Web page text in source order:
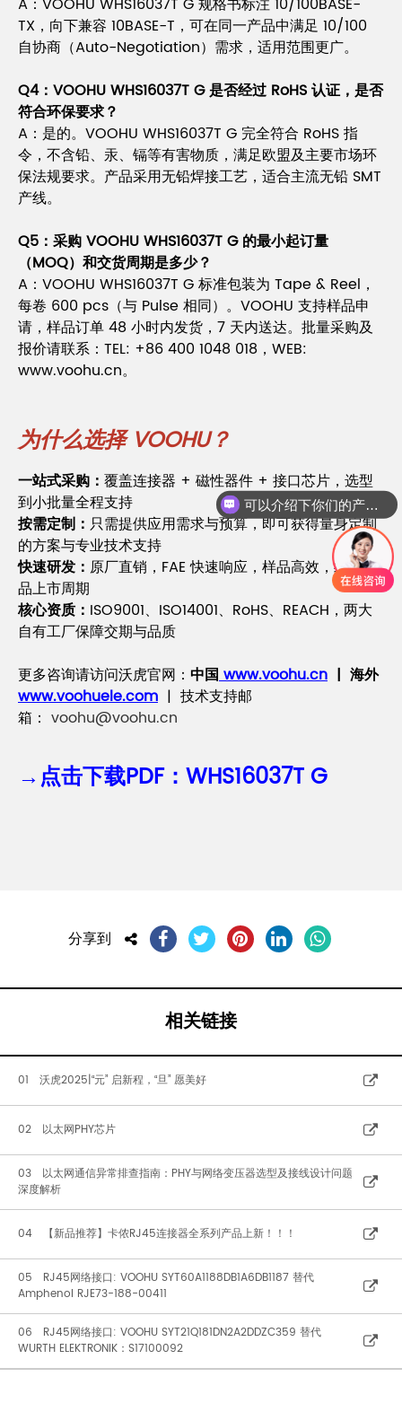
TX，向下兼容 10BASE-T，可在同一产品中满足 10/100
自协商（Auto-Negotiation）需求，适用范围更广。
Q4：VOOHU WHS16037T G 是否经过 RoHS 认证，是否
符合环保要求？
A：是的。VOOHU WHS16037T G 完全符合 RoHS 指
令，不含铅、汞、镉等有害物质，满足欧盟及主要市场环
保法规要求。产品采用无铅焊接工艺，适合主流无铅 SMT
产线。
Q5：采购 VOOHU WHS16037T G 的最小起订量
（MOQ）和交货周期是多少？
A：VOOHU WHS16037T G 标准包装为 Tape & Reel，
每卷 600 pcs（与 Pulse 相同）。VOOHU 支持样品申
请，样品订单 48 小时内发货，7 天内送达。批量采购及
报价请联系：TEL: +86 400 1048 018，WEB:
www.voohu.cn。
为什么选择 VOOHU？
一站式采购： 覆盖连接器 + 磁性器件 + 接口芯片，选型
到小批量全程支持
按需定制： 只需提供应用需求与预算，即可获得量身定制
的方案与专业技术支持
快速研发： 原厂直销，FAE 快速响应，样品高效，缩短产
品上市周期
核心资质： ISO9001、ISO14001、RoHS、REACH，两大
自有工厂保障交期与品质
更多咨询请访问沃虎官网： 中国www.voohu.cn | 海外
www.voohuele.com | 技术支持邮
箱： voohu@voohu.cn
→点击下载PDF：WHS16037T G
分享到
相关链接
01 沃虎2025|“元” 启新程，“旦” 愿美好
02 以太网PHY芯片
03 以太网通信异常排查指南：PHY与网络变压器选型及接线设计问题
深度解析
04 【新品推荐】卡侬RJ45连接器全系列产品上新！！！
05 RJ45网络接口: VOOHU SYT60A1188DB1A6DB1187 替代
Amphenol RJE73-188-00411
06 RJ45网络接口: VOOHU SYT21Q181DN2A2DDZC359 替代
WURTH ELEKTRONIK：S17100092
可以介绍下你们的产品么